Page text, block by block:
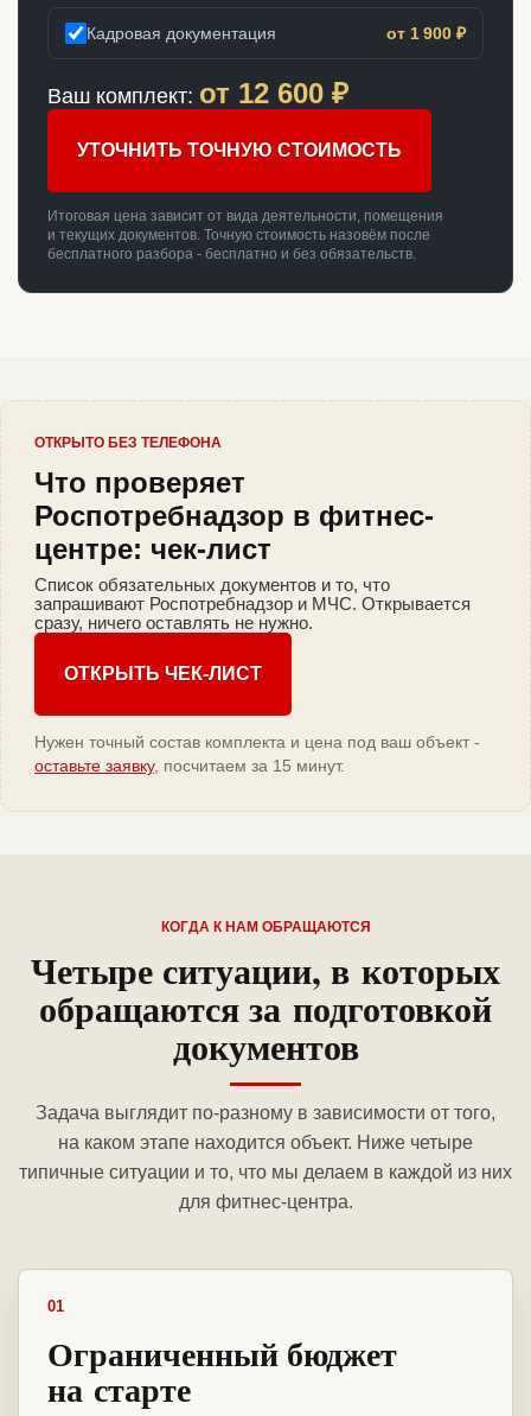
Кадровая документация от 1 900 ₽
Ваш комплект: от 12 600 ₽
УТОЧНИТЬ ТОЧНУЮ СТОИМОСТЬ
Итоговая цена зависит от вида деятельности, помещения
и текущих документов. Точную стоимость назовём после
бесплатного разбора - бесплатно и без обязательств.
ОТКРЫТО БЕЗ ТЕЛЕФОНА
Что проверяет
Роспотребнадзор в фитнес-
центре: чек-лист
Список обязательных документов и то, что
запрашивают Роспотребнадзор и МЧС. Открывается
сразу, ничего оставлять не нужно.
ОТКРЫТЬ ЧЕК-ЛИСТ
Нужен точный состав комплекта и цена под ваш объект -
оставьте заявку, посчитаем за 15 минут.
КОГДА К НАМ ОБРАЩАЮТСЯ
Четыре ситуации, в которых
обращаются за подготовкой
документов
Задача выглядит по-разному в зависимости от того,
на каком этапе находится объект. Ниже четыре
типичные ситуации и то, что мы делаем в каждой из них
для фитнес-центра.
01
Ограниченный бюджет
на старте